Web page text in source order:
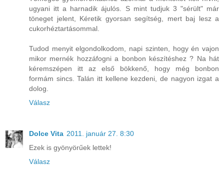
ugyani itt a harnadik ájulós. S mint tudjuk 3 "sérült" már
töneget jelent, Kéretik gyorsan segítség, mert baj lesz a
cukorhéztartásommal.
Tudod menyit elgondolkodom, napi szinten, hogy én vajon
mikor mernék hozzáfogni a bonbon készítéshez ? Na hát
kéremszépen itt az első bökkenő, hogy még bonbon
formám sincs. Talán itt kellene kezdeni, de nagyon izgat a
dolog.
Válasz
Dolce Vita 2011. január 27. 8:30
Ezek is gyönyörűek lettek!
Válasz